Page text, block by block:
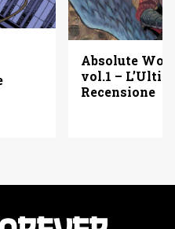
Absolute
vol.1 –
Recensione